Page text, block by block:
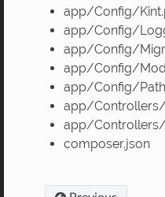
app/Config/
app/Config/
app/Config/
app/Config/
app/Config/
app/
app/
composer.json